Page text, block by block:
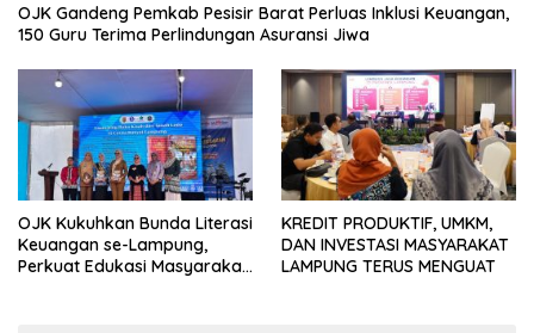
OJK Gandeng Pemkab Pesisir Barat Perluas Inklusi Keuangan,
150 Guru Terima Perlindungan Asuransi Jiwa
OJK Kukuhkan Bunda Literasi
Keuangan se-Lampung,
Perkuat Edukasi Masyarakat
KREDIT PRODUKTIF, UMKM,
DAN INVESTASI MASYARAKAT
LAMPUNG TERUS MENGUAT